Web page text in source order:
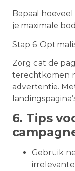
Bepaal
je maximale
Stap 6:
Zorg dat de
terechtkomen
advertentie.
6. Tips
Gebruik